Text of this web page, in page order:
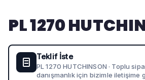
PL 1270
Teklif İste
PL 1270 HUTCHINSON · Toplu
danışmanlık için bizimle iletişime